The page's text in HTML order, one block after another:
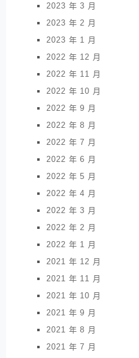
2023 年 3 月
2023 年 2 月
2023 年 1 月
2022 年 12 月
2022 年 11 月
2022 年 10 月
2022 年 9 月
2022 年 8 月
2022 年 7 月
2022 年 6 月
2022 年 5 月
2022 年 4 月
2022 年 3 月
2022 年 2 月
2022 年 1 月
2021 年 12 月
2021 年 11 月
2021 年 10 月
2021 年 9 月
2021 年 8 月
2021 年 7 月